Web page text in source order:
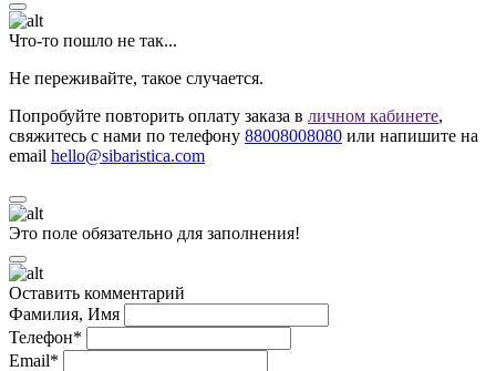
Что-то пошло не так...
Не переживайте, такое случается.
Попробуйте повторить оплату заказа в личном кабинете,
свяжитесь с нами по телефону 88008008080 или напишите на
email hello@sibaristica.com
Это поле обязательно для заполнения!
Оставить комментарий
Фамилия, Имя
Телефон*
Email*